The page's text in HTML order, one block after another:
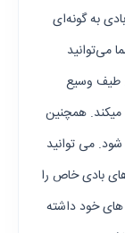
به گونه‌ای
می‌توانید
طیف وسیع
همچنین
می توانید
بادی خاص را
های خود داشته